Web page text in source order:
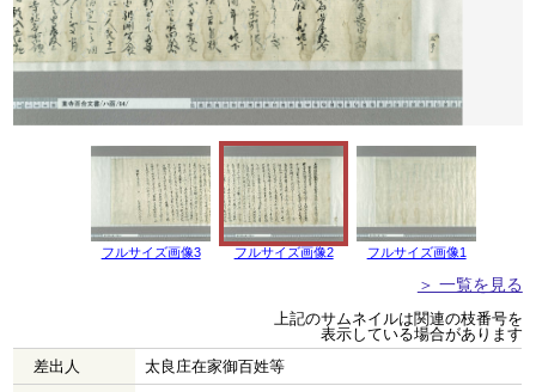
フルサイズ画像3 フルサイズ画像2 フルサイズ画像1
＞ 一覧を見る
上記のサムネイルは関連の枝番号を
表示している場合があります
差出人
太良庄在家御百姓等